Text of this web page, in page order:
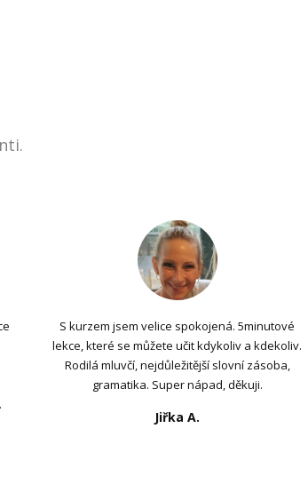
S kurzem jsem velice spokojená. 5minutové
lekce, které se můžete učit kdykoliv a kdekoliv.
Rodilá mluvčí, nejdůležitější slovní zásoba,
gramatika. Super nápad, děkuji.
Jiřka A.